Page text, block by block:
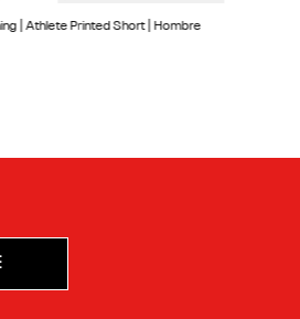
| Athlete Printed Short | Hombre